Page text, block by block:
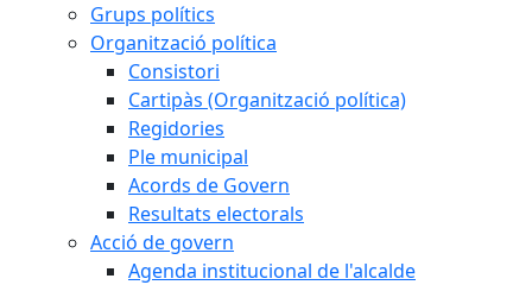
Grups polítics
Organització política
Consistori
Cartipàs (Organització política)
Regidories
Ple municipal
Acords de Govern
Resultats electorals
Acció de govern
Agenda institucional de l'alcalde